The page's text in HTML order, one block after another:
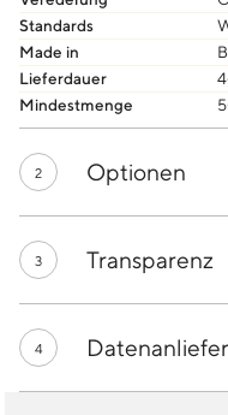
Standards
Made in
Lieferdauer
Mindestmenge
2 Optionen
3 Transparenz
4